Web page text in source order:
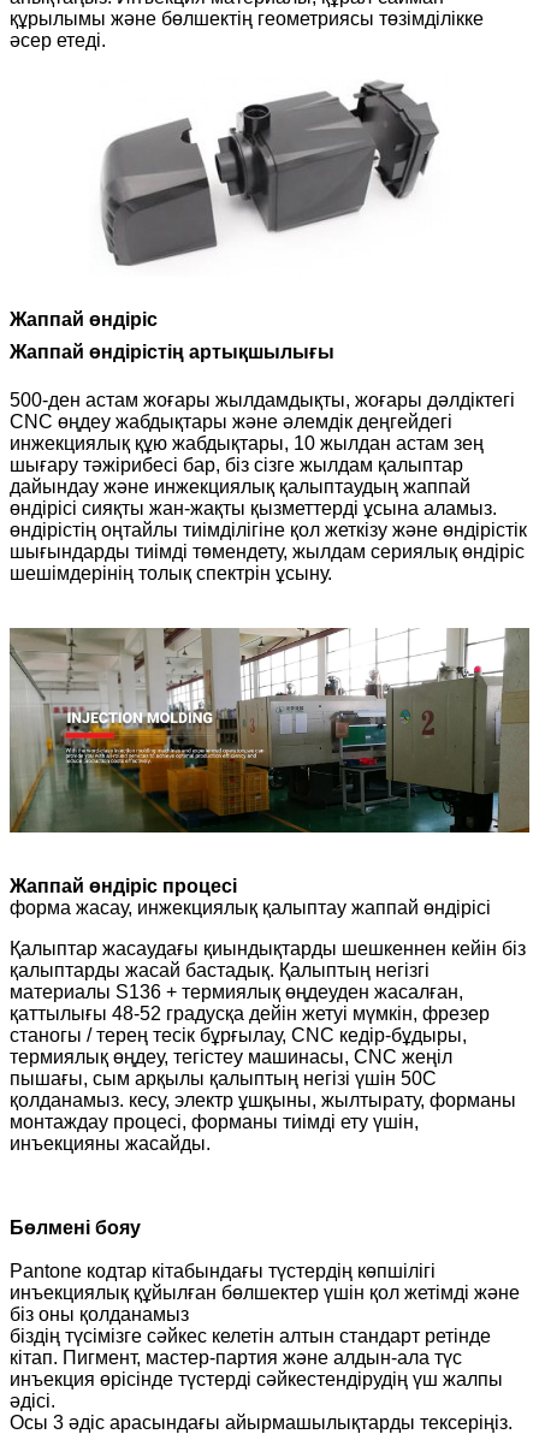
құрылымы және бөлшектің геометриясы төзімділікке
әсер етеді.
Жаппай өндіріс
Жаппай өндірістің артықшылығы
500-ден астам жоғары жылдамдықты, жоғары дәлдіктегі
CNC өңдеу жабдықтары және әлемдік деңгейдегі
инжекциялық құю жабдықтары, 10 жылдан астам зең
шығару тәжірибесі бар, біз сізге жылдам қалыптар
дайындау және инжекциялық қалыптаудың жаппай
өндірісі сияқты жан-жақты қызметтерді ұсына аламыз.
өндірістің оңтайлы тиімділігіне қол жеткізу және өндірістік
шығындарды тиімді төмендету, жылдам сериялық өндіріс
шешімдерінің толық спектрін ұсыну.
Жаппай өндіріс процесі
форма жасау, инжекциялық қалыптау жаппай өндірісі
Қалыптар жасаудағы қиындықтарды шешкеннен кейін біз
қалыптарды жасай бастадық. Қалыптың негізгі
материалы S136 + термиялық өңдеуден жасалған,
қаттылығы 48-52 градусқа дейін жетуі мүмкін, фрезер
станогы / терең тесік бұрғылау, CNC кедір-бұдыры,
термиялық өңдеу, тегістеу машинасы, CNC жеңіл
пышағы, сым арқылы қалыптың негізі үшін 50С
қолданамыз. кесу, электр ұшқыны, жылтырату, форманы
монтаждау процесі, форманы тиімді ету үшін,
инъекцияны жасайды.
Бөлмені бояу
Pantone кодтар кітабындағы түстердің көпшілігі
инъекциялық құйылған бөлшектер үшін қол жетімді және
біз оны қолданамыз
біздің түсімізге сәйкес келетін алтын стандарт ретінде
кітап. Пигмент, мастер-партия және алдын-ала түс
инъекция өрісінде түстерді сәйкестендірудің үш жалпы
әдісі.
Осы 3 әдіс арасындағы айырмашылықтарды тексеріңіз.